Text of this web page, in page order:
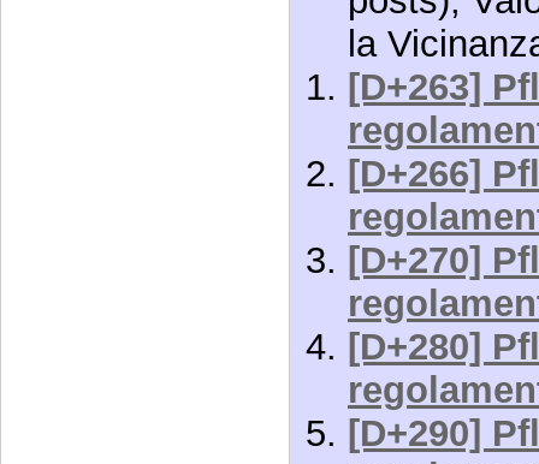
la
[D+263]
[D+266]
[D+270]
[D+280]
[D+290]